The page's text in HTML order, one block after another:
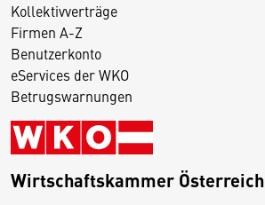
Kollektivverträge
Firmen A-Z
Benutzerkonto
eServices der WKO
Betrugswarnungen
Wirtschaftskammer Österreich